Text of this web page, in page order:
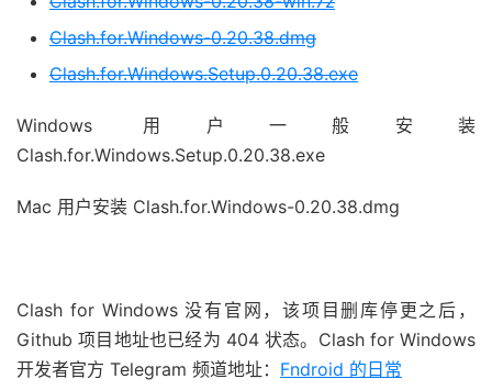
Clash.for.Windows-0.20.38.dmg
Clash.for.Windows.Setup.0.20.38.exe
Windows 用户一般安装
Clash.for.Windows.Setup.0.20.38.exe
Mac 用户安装 Clash.for.Windows-0.20.38.dmg
Clash for Windows 没有官网，该项目删库停更之后，
Github 项目地址也已经为 404 状态。Clash for Windows
开发者官方 Telegram 频道地址： Fndroid 的日常